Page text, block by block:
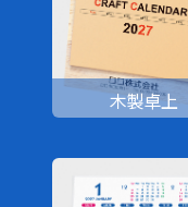
木製卓上